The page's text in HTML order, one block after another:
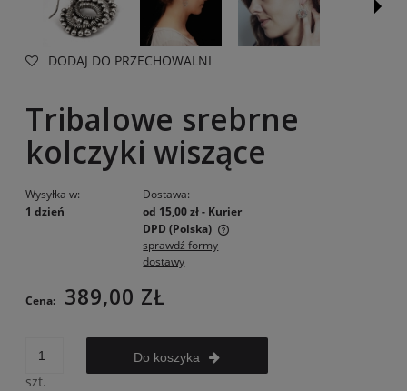
DODAJ DO PRZECHOWALNI
Tribalowe srebrne
kolczyki wiszące
Wysyłka w:
1 dzień
Dostawa:
od 15,00 zł- Kurier
DPD (Polska)
Cena nie zawiera ewentualnych kosztów płatności
sprawdź formy
dostawy
Cena: 389,00 ZŁ
szt.
Do koszyka